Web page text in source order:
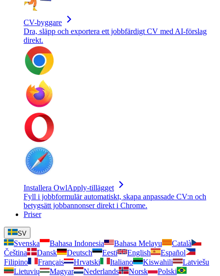
CV-byggare
Dra, släpp och exportera ett jobbfärdigt CV med AI-förslag
direkt.
Installera OwlApply-tillägget
Fyll i jobbformulär automatiskt, skapa anpassade CV:n och
betygsätt jobbannonser direkt i Chrome.
Priser
SV
Svenska Bahasa Indonesia Bahasa Melayu
Català
Čeština
Dansk Deutsch Eesti English
Español
Filipino
Français Hrvatski Italiano Kiswahili
Latviešu
Lietuvių
Magyar Nederlands Norsk
Polski